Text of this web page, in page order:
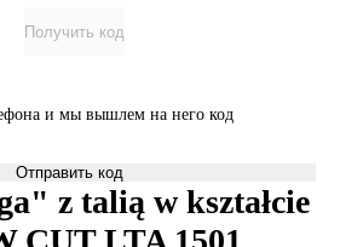
Получить код
и мы вышлем на него код
Отправить код
z talią w kształcie